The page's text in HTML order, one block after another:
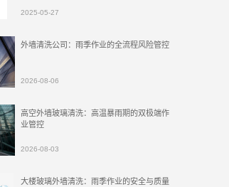
2025-05-27
外墙清洗公司：雨季作业的全流程风险管控
2026-08-06
高空外墙玻璃清洗：高温暴雨期的双极端作
业管控
2026-08-03
大楼玻璃外墙清洗：雨季作业的安全与质量